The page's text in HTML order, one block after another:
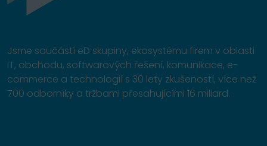
Jsme součástí eD skupiny, ekosystému firem v oblasti
IT, obchodu, softwarových řešení, komunikace, e-
commerce a technologií s 30 lety zkušeností, více než
700 odborníky a tržbami přesahujícími 16 miliard.